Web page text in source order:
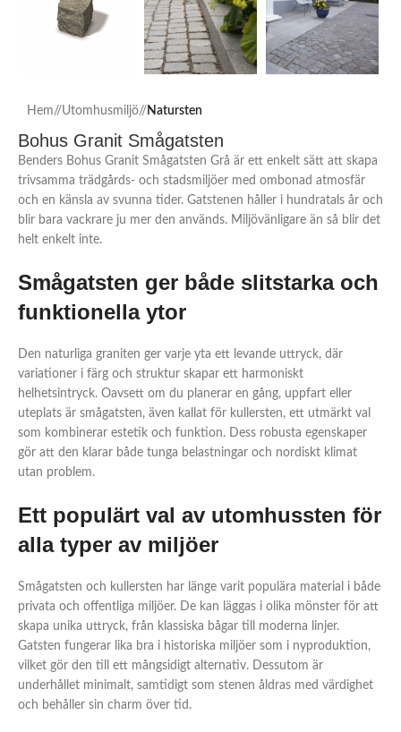
Hem/ Utomhusmiljö/ Natursten
Bohus Granit Smågatsten
Benders Bohus Granit Smågatsten Grå är ett enkelt sätt att skapa
trivsamma trädgårds- och stadsmiljöer med ombonad atmosfär
och en känsla av svunna tider. Gatstenen håller i hundratals år och
blir bara vackrare ju mer den används. Miljövänligare än så blir det
helt enkelt inte.
Smågatsten ger både slitstarka och
funktionella ytor
Den naturliga graniten ger varje yta ett levande uttryck, där
variationer i färg och struktur skapar ett harmoniskt
helhetsintryck. Oavsett om du planerar en gång, uppfart eller
uteplats är smågatsten, även kallat för kullersten, ett utmärkt val
som kombinerar estetik och funktion. Dess robusta egenskaper
gör att den klarar både tunga belastningar och nordiskt klimat
utan problem.
Ett populärt val av utomhussten för
alla typer av miljöer
Smågatsten och kullersten har länge varit populära material i både
privata och offentliga miljöer. De kan läggas i olika mönster för att
skapa unika uttryck, från klassiska bågar till moderna linjer.
Gatsten fungerar lika bra i historiska miljöer som i nyproduktion,
vilket gör den till ett mångsidigt alternativ. Dessutom är
underhållet minimalt, samtidigt som stenen åldras med värdighet
och behåller sin charm över tid.